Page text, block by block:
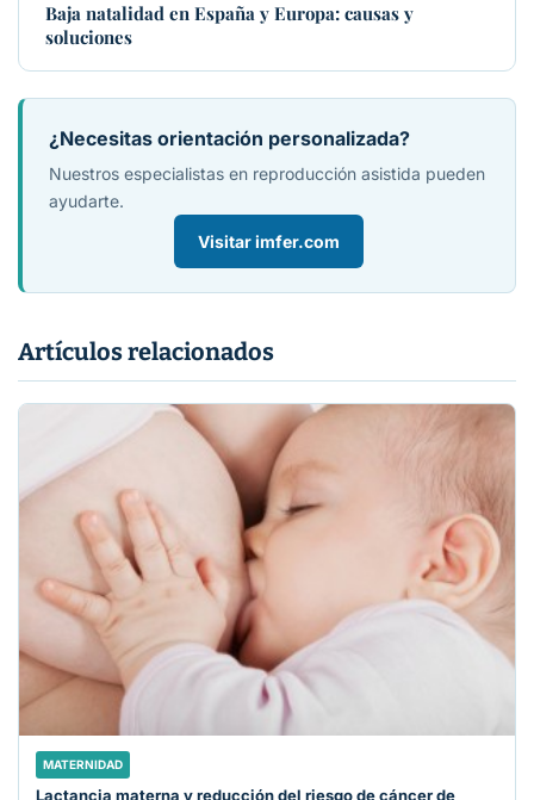
Baja natalidad en España y Europa: causas y
soluciones
¿Necesitas orientación personalizada?
Nuestros especialistas en reproducción asistida pueden
ayudarte.
Visitar imfer.com
Artículos relacionados
MATERNIDAD
Lactancia materna y reducción del riesgo de cáncer de